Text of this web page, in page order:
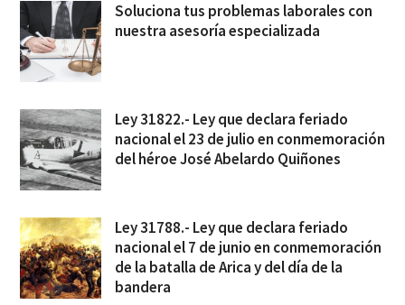
Soluciona tus problemas laborales con
nuestra asesoría especializada
Ley 31822.- Ley que declara feriado
nacional el 23 de julio en conmemoración
del héroe José Abelardo Quiñones
Ley 31788.- Ley que declara feriado
nacional el 7 de junio en conmemoración
de la batalla de Arica y del día de la
bandera